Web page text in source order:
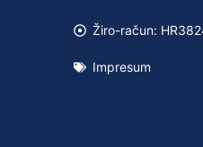
Žiro-račun:
Impresum